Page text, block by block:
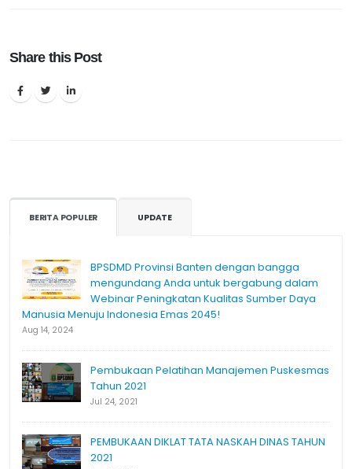
Share this Post
BERITA POPULER UPDATE
BPSDMD Provinsi Banten dengan bangga
mengundang Anda untuk bergabung dalam
Webinar Peningkatan Kualitas Sumber Daya
Manusia Menuju Indonesia Emas 2045!
Aug 14, 2024
Pembukaan Pelatihan Manajemen Puskesmas
Tahun 2021
Jul 24, 2021
PEMBUKAAN DIKLAT TATA NASKAH DINAS TAHUN
2021